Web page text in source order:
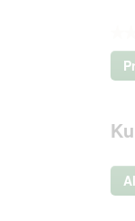
Kein
.